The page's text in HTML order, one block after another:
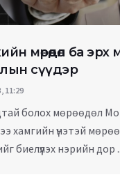
мөрөөдөл ба
сүүдэр
11:29
болох мөрөөдөл
хамгийн үнэтэй
биелүүлэх нэрийн дор